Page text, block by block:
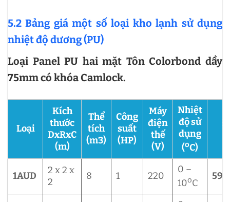
5.2 Bảng giá một số loại kho lạnh sử dụng
nhiệt độ dương (PU)
Loại Panel PU hai mặt Tôn Colorbond dầy
75mm có khóa Camlock.
Loại
Kích
thước
DxRxC
(m)
Thể
tích
(m3)
Công
suất
(HP)
Máy
điện
thế
(V)
Nhiệt
độ sử
dụng
(oC)
1AUD
2 x 2 x
2
8 1 220
0 –
10oC